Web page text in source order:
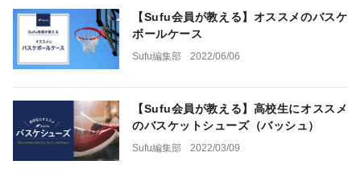
【Sufu会員が教える】オススメのバスケ
ボールケース
Sufu編集部 2022/06/06
【Sufu会員が教える】高校生にオススメ
のバスケットシューズ（バッシュ）
Sufu編集部 2022/03/09